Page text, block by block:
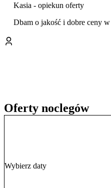
Gospodarstwo stanowi
Kazimierza Dolnego.
Zamoyskich w Kozłówce.
Kasia - opiekun oferty
Dbam o jakość i dobre ceny
Oferty noclegów
Wybierz daty